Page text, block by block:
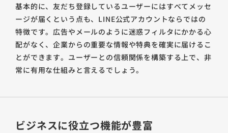
基本的に、友だち登録しているユーザーにはすべてメッセ
ージが届くという点も、LINE公式アカウントならではの
特徴です。広告やメールのように迷惑フィルタにかかる心
配がなく、企業からの重要な情報や特典を確実に届けるこ
とができます。ユーザーとの信頼関係を構築する上で、非
常に有用な仕組みと言えるでしょう。
ビジネスに役立つ機能が豊富